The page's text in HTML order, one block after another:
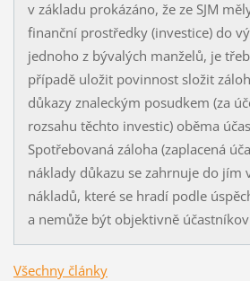
v základu prokázáno, že ze SJM
finanční prostředky (investice) do
jednoho z bývalých manželů, je
případě uložit povinnost složit
důkazy znaleckým posudkem (za
rozsahu těchto investic) oběma
Spotřebovaná záloha (zaplacená
náklady důkazu se zahrnuje do jím
nákladů, které se hradí podle
a nemůže být objektivně
Všechny články